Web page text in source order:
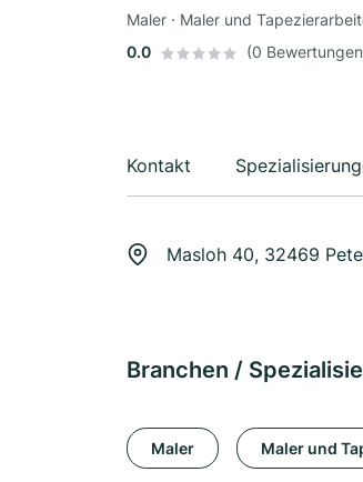
Maler · Maler und
0.0
(0
Kontakt
Masloh 40, 32469
Branchen /
Maler Maler und